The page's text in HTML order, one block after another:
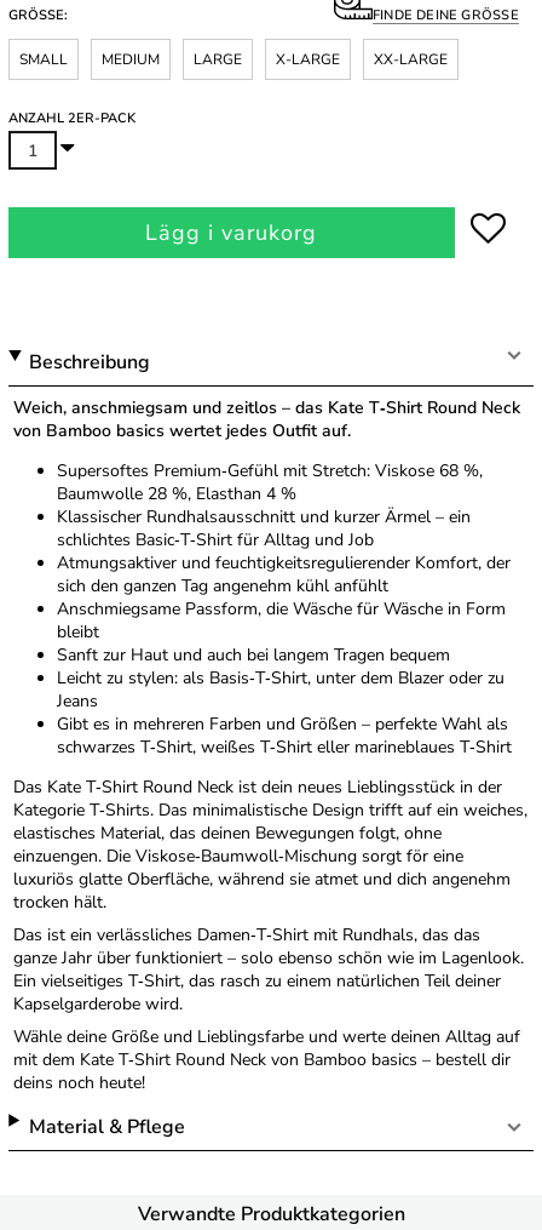
GRÖSSE: FINDE DEINE GRÖSSE
SMALL MEDIUM LARGE X-LARGE XX-LARGE
ANZAHL 2ER-PACK
Lägg i varukorg
Beschreibung
Weich, anschmiegsam und zeitlos – das Kate T‑Shirt Round Neck
von Bamboo basics wertet jedes Outfit auf.
Supersoftes Premium‑Gefühl mit Stretch: Viskose 68 %,
Baumwolle 28 %, Elasthan 4 %
Klassischer Rundhalsausschnitt und kurzer Ärmel – ein
schlichtes Basic‑T‑Shirt für Alltag und Job
Atmungsaktiver und feuchtigkeitsregulierender Komfort, der
sich den ganzen Tag angenehm kühl anfühlt
Anschmiegsame Passform, die Wäsche für Wäsche in Form
bleibt
Sanft zur Haut und auch bei langem Tragen bequem
Leicht zu stylen: als Basis‑T‑Shirt, unter dem Blazer oder zu
Jeans
Gibt es in mehreren Farben und Größen – perfekte Wahl als
schwarzes T‑Shirt, weißes T‑Shirt eller marineblaues T‑Shirt
Das Kate T‑Shirt Round Neck ist dein neues Lieblingsstück in der
Kategorie T‑Shirts. Das minimalistische Design trifft auf ein weiches,
elastisches Material, das deinen Bewegungen folgt, ohne
einzuengen. Die Viskose‑Baumwoll‑Mischung sorgt för eine
luxuriös glatte Oberfläche, während sie atmet und dich angenehm
trocken hält.
Das ist ein verlässliches Damen‑T‑Shirt mit Rundhals, das das
ganze Jahr über funktioniert – solo ebenso schön wie im Lagenlook.
Ein vielseitiges T‑Shirt, das rasch zu einem natürlichen Teil deiner
Kapselgarderobe wird.
Wähle deine Größe und Lieblingsfarbe und werte deinen Alltag auf
mit dem Kate T‑Shirt Round Neck von Bamboo basics – bestell dir
deins noch heute!
Material & Pflege
Verwandte Produktkategorien